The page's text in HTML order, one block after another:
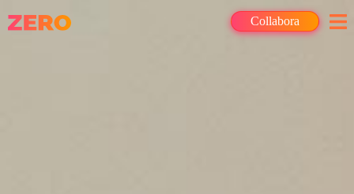
Collabora